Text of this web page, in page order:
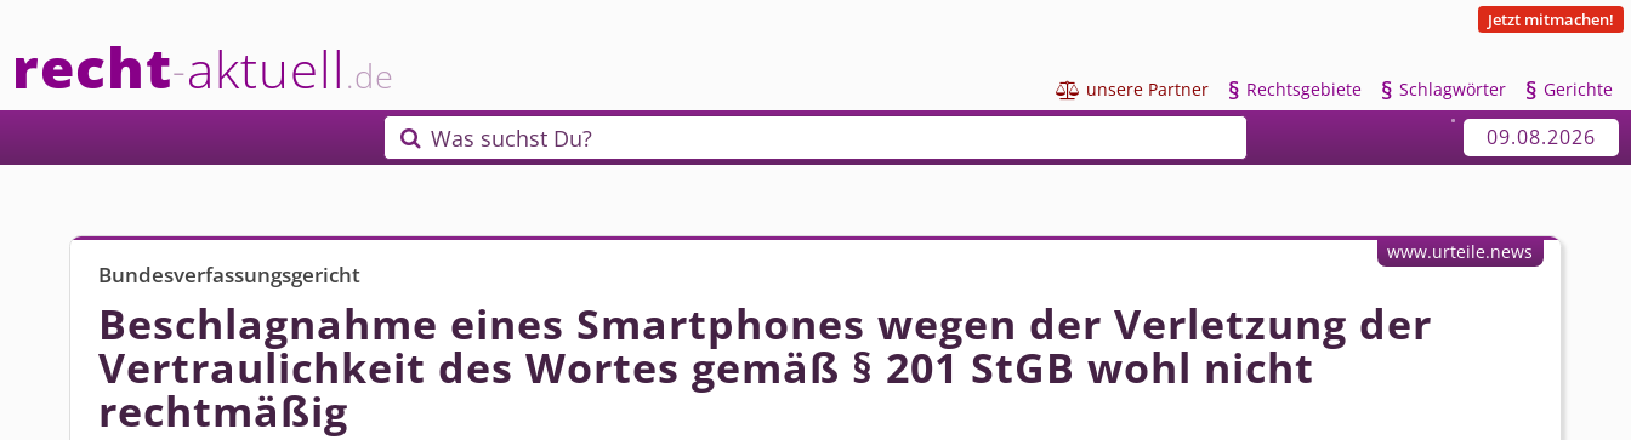
recht-aktuell.de
Jetzt mitmachen!
 unsere Partner § Rechtsgebiete § Schlagwörter § Gerichte
 Was suchst Du? 09.08.2026
Bundesverfassungsgericht
Beschlagnahme eines Smartphones wegen der Verletzung der
Vertraulichkeit des Wortes gemäß § 201 StGB wohl nicht
rechtmäßig
www.urteile.news